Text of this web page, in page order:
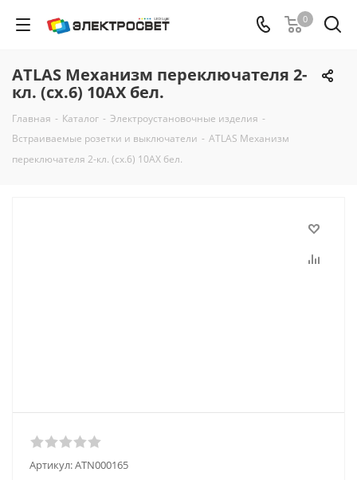
0
ATLAS Механизм переключателя 2-
кл. (сх.6) 10АХ бел.
Главная - Каталог - Электроустановочные изделия -
Встраиваемые розетки и выключатели - ATLAS Механизм
переключателя 2-кл. (сх.6) 10АХ бел.
Артикул:ATN000165